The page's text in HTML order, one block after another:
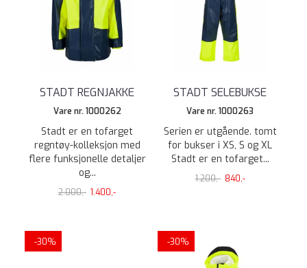
STADT REGNJAKKE
Vare nr. 1000262
Stadt er en tofarget
regntøy-kolleksjon med
flere funksjonelle detaljer
og...
2.000,- 1.400,-
STADT SELEBUKSE
Vare nr. 1000263
Serien er utgående. tomt
for bukser i XS, S og XL
Stadt er en tofarget...
1.200,- 840,-
-30% -30%